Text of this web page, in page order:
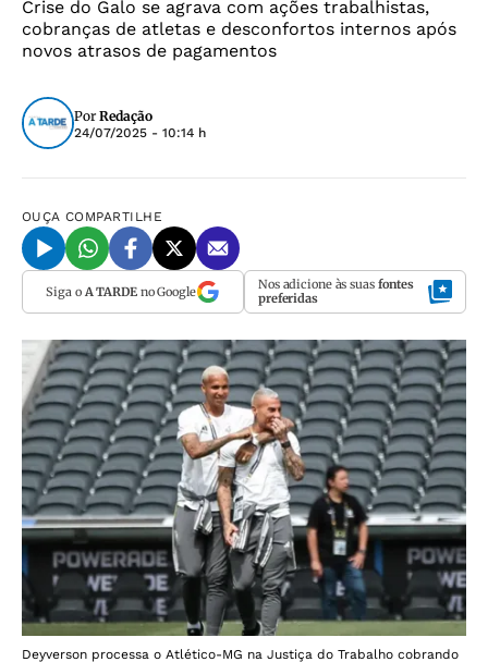
Crise do Galo se agrava com ações trabalhistas,
cobranças de atletas e desconfortos internos após
novos atrasos de pagamentos
Por Redação
24/07/2025 - 10:14 h
OUÇA COMPARTILHE
Siga o A TARDEno Google Nos adicione às suas fontes
preferidas
Deyverson processa o Atlético-MG na Justiça do Trabalho cobrando